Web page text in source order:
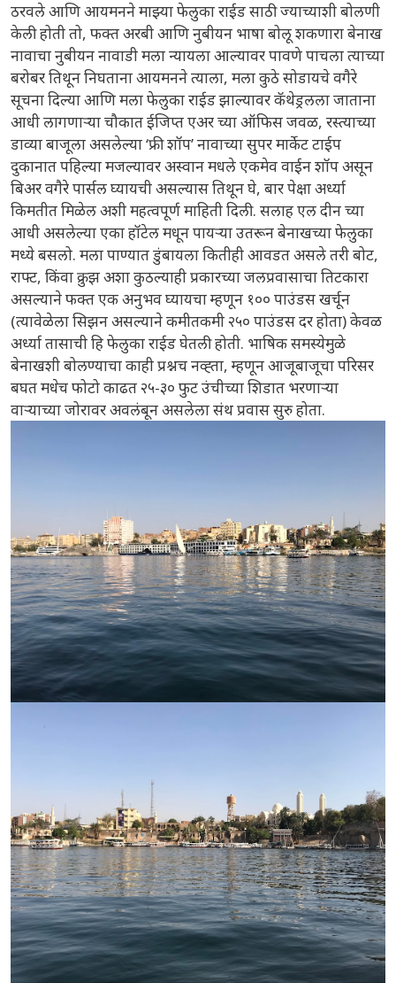
ठरवले आणि आयमनने माझ्या फेलुका राईड साठी ज्याच्याशी बोलणी
केली होती तो, फक्त अरबी आणि नुबीयन भाषा बोलू शकणारा बेनाख
नावाचा नुबीयन नावाडी मला न्यायला आल्यावर पावणे पाचला त्याच्या
बरोबर तिथून निघताना आयमनने त्याला, मला कुठे सोडायचे वगैरे
सूचना दिल्या आणि मला फेलुका राईड झाल्यावर कॅथेड्रलला जाताना
आधी लागणाऱ्या चौकात ईजिप्त एअर च्या ऑफिस जवळ, रस्त्याच्या
डाव्या बाजूला असलेल्या ‘फ्री शॉप’ नावाच्या सुपर मार्केट टाईप
दुकानात पहिल्या मजल्यावर अस्वान मधले एकमेव वाईन शॉप असून
बिअर वगैरे पार्सल घ्यायची असल्यास तिथून घे, बार पेक्षा अर्ध्या
किमतीत मिळेल अशी महत्वपूर्ण माहिती दिली. सलाह एल दीन च्या
आधी असलेल्या एका हॉटेल मधून पायऱ्या उतरून बेनाखच्या फेलुका
मध्ये बसलो. मला पाण्यात डुंबायला कितीही आवडत असले तरी बोट,
राफ्ट, किंवा क्रुझ अशा कुठल्याही प्रकारच्या जलप्रवासाचा तिटकारा
असल्याने फक्त एक अनुभव घ्यायचा म्हणून १०० पाउंडस खर्चून
(त्यावेळेला सिझन असल्याने कमीतकमी २५० पाउंडस दर होता) केवळ
अर्ध्या तासाची हि फेलुका राईड घेतली होती. भाषिक समस्येमुळे
बेनाखशी बोलण्याचा काही प्रश्नच नव्ह्ता, म्हणून आजूबाजूचा परिसर
बघत मधेच फोटो काढत २५-३० फुट उंचीच्या शिडात भरणाऱ्या
वाऱ्याच्या जोरावर अवलंबून असलेला संथ प्रवास सुरु होता.